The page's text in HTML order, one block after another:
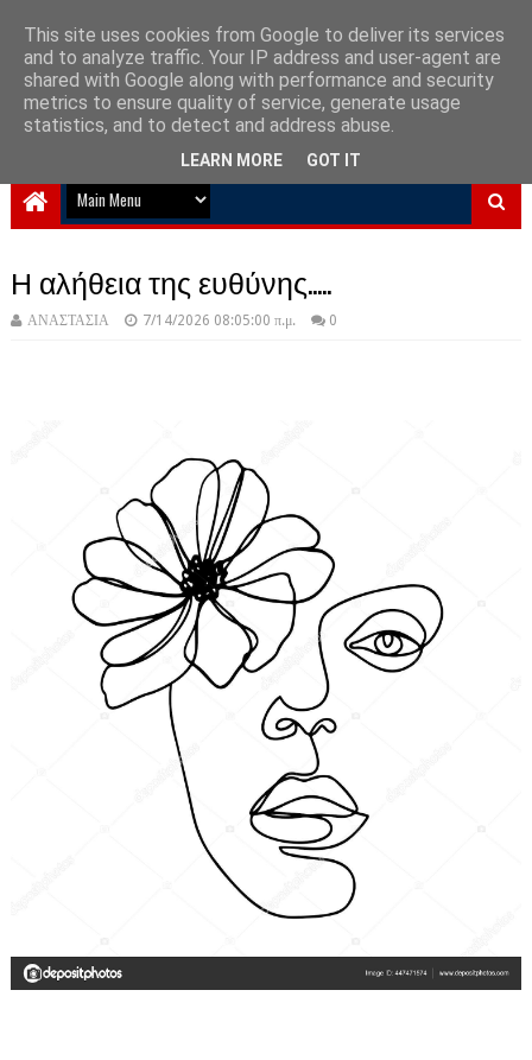
NewPlanet09
Ειδήσεις νέα από την Ελλάδα και τον κόσμο
Η αλήθεια της ευθύνης.....
ΑΝΑΣΤΑΣΙΑ 7/14/2026 08:05:00 π.μ. 0
This site uses cookies from Google to deliver its services
and to analyze traffic. Your IP address and user-agent are
shared with Google along with performance and security
metrics to ensure quality of service, generate usage
statistics, and to detect and address abuse.
LEARN MORE GOT IT